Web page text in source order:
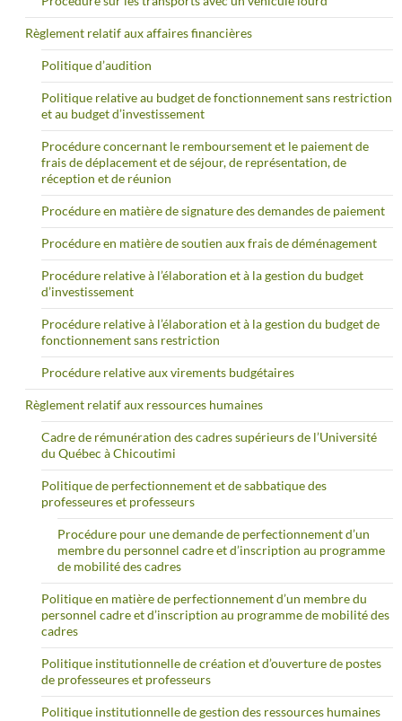
Règlement relatif aux affaires financières
Politique d’audition
Politique relative au budget de fonctionnement sans restriction
et au budget d’investissement
Procédure concernant le remboursement et le paiement de
frais de déplacement et de séjour, de représentation, de
réception et de réunion
Procédure en matière de signature des demandes de paiement
Procédure en matière de soutien aux frais de déménagement
Procédure relative à l’élaboration et à la gestion du budget
d’investissement
Procédure relative à l’élaboration et à la gestion du budget de
fonctionnement sans restriction
Procédure relative aux virements budgétaires
Règlement relatif aux ressources humaines
Cadre de rémunération des cadres supérieurs de l’Université
du Québec à Chicoutimi
Politique de perfectionnement et de sabbatique des
professeures et professeurs
Procédure pour une demande de perfectionnement d’un
membre du personnel cadre et d’inscription au programme
de mobilité des cadres
Politique en matière de perfectionnement d’un membre du
personnel cadre et d’inscription au programme de mobilité des
cadres
Politique institutionnelle de création et d’ouverture de postes
de professeures et professeurs
Politique institutionnelle de gestion des ressources humaines